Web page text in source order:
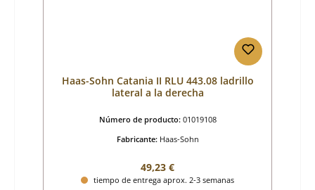
Haas-Sohn Catania II RLU 443.08 ladrillo
lateral a la derecha
Número de producto: 01019108
Fabricante: Haas-Sohn
Precio normal:
49,23 €
tiempo de entrega aprox. 2-3 semanas